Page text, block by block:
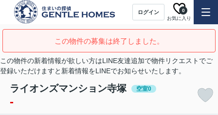
ログイン
お気に入り
0
この物件の募集は終了しました。
この物件の新着情報が欲しい方はLINE友達追加で物件リクエストでご
登録いただけますと新着情報をLINEでお知らせいたします。
ライオンズマンション寺塚 空室0
-